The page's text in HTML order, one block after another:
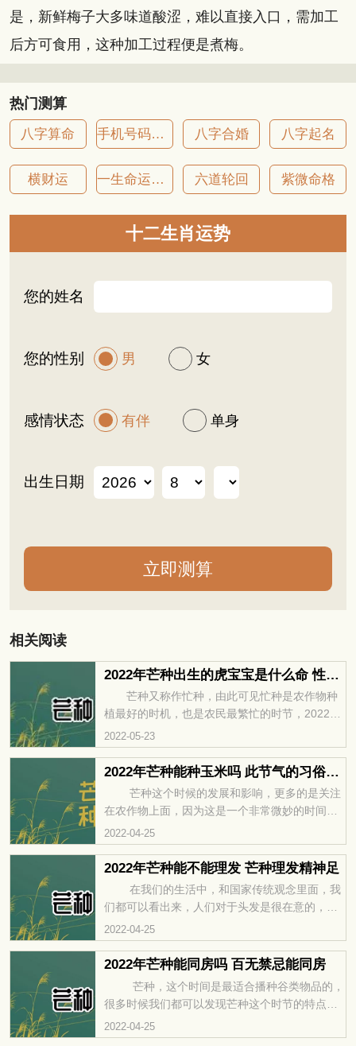
是，新鲜梅子大多味道酸涩，难以直接入口，需加工
后方可食用，这种加工过程便是煮梅。
热门测算
八字算命 手机号码吉凶 八字合婚 八字起名
横财运 一生命运详批 六道轮回 紫微命格
十二生肖运势
您的姓名
您的性别 男 女
感情状态 有伴 单身
出生日期
相关阅读
2022年芒种出生的虎宝宝是什么命 性格好不好
芒种又称作忙种，由此可见忙种是农作物种
植最好的时机，也是农民最繁忙的时节，2022年
是壬寅虎年，生肖虎的凶猛、霸气的一面，赋予
虎宝宝大气、自信的一面，那么，2022年芒种出
生的虎宝宝拥有什么样的命格呢？他们的感情特
2022-05-23
2022年芒种能种玉米吗 此节气的习俗有哪些
芒种这个时候的发展和影响，更多的是关注
在农作物上面，因为这是一个非常微妙的时间，
有些时候的播种需要在这个时间段，这个时候才
能够做好，如果错过这个时间的话，会影响到一
年的农作物发芽和生长，甚...
2022-04-25
2022年芒种能不能理发 芒种理发精神足
在我们的生活中，和国家传统观念里面，我
们都可以看出来，人们对于头发是很在意的，身
体发肤受之父母，我们不能够随意处置，随着现
在时代的发展，人们对于这些观点渐渐的变淡
了，但是头发依旧是一个非常...
2022-04-25
2022年芒种能同房吗 百无禁忌能同房
芒种，这个时间是最适合播种谷类物品的，
很多时候我们都可以发现芒种这个时节的特点比
较有利于种植，这个时节，温度显著提升，雨量
很充沛，空气中的湿度也非常的明显，足以让我
2022-04-25